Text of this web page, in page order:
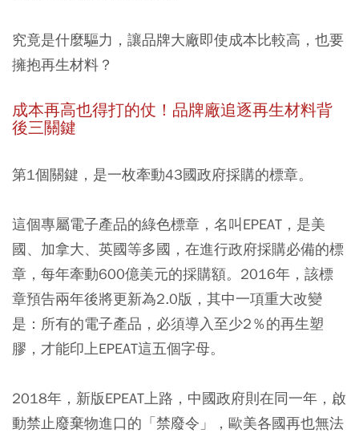
究竟是什麼驅力，讓品牌大廠即使成本比較高，也要
擁抱再生材料？
成本再高也得打的仗！品牌廠追逐再生材料背
後三關鍵
第1個關鍵，是一枚牽動43國政府採購的標章。
這個專屬電子產品的綠色標章，名叫EPEAT，是美
國、加拿大、英國等多國，在進行政府採購必備的標
章，每年牽動600億美元的採購額。2016年，該標
章預告兩年後將更新為2.0版，其中一項重大改變
是：所有的電子產品，必須導入至少2％的再生塑
膠，才能印上EPEAT這五個字母。
2018年，新版EPEAT上路，中國政府則在同一年，啟
動禁止廢棄物進口的「禁廢令」，歐美各國再也無法